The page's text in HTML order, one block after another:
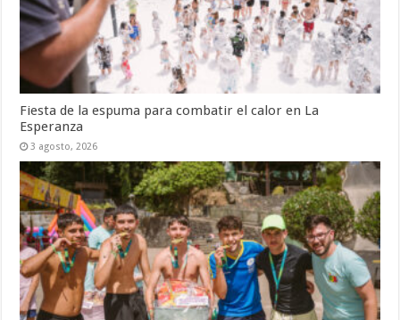
Fiesta de la espuma para combatir el calor en La
Esperanza
3 agosto, 2026